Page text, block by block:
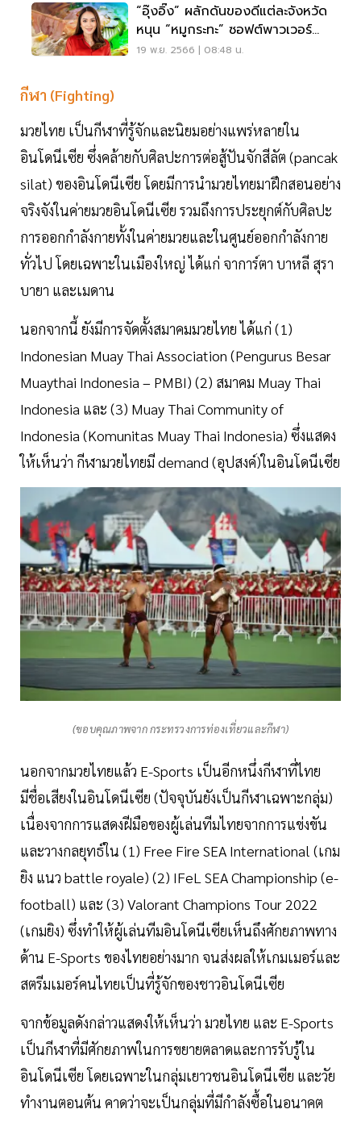
“อุ๊งอิ๊ง” ผลักดันของดีแต่ละจังหวัด
หนุน “หมูกระทะ” ซอฟต์พาวเวอร์
จานเด็ด
19 พ.ย. 2566 | 08:48 น.
กีฬา (Fighting)
มวยไทย เป็นกีฬาที่รู้จักและนิยมอย่างแพร่หลายใน
อินโดนีเซีย ซึ่งคล้ายกับศิลปะการต่อสู้ปันจักสีลัต (pancak
silat) ของอินโดนีเซีย โดยมีการนำมวยไทยมาฝึกสอนอย่าง
จริงจังในค่ายมวยอินโดนีเซีย รวมถึงการประยุกต์กับศิลปะ
การออกกำลังกายทั้งในค่ายมวยและในศูนย์ออกกำลังกาย
ทั่วไป โดยเฉพาะในเมืองใหญ่ ได้แก่ จาการ์ตา บาหลี สุรา
บายา และเมดาน
นอกจากนี้ ยังมีการจัดตั้งสมาคมมวยไทย ได้แก่ (1)
Indonesian Muay Thai Association (Pengurus Besar
Muaythai Indonesia – PMBI) (2) สมาคม Muay Thai
Indonesia และ (3) Muay Thai Community of
Indonesia (Komunitas Muay Thai Indonesia) ซึ่งแสดง
ให้เห็นว่า กีฬามวยไทยมี demand (อุปสงค์)ในอินโดนีเซีย
(ขอบคุณภาพจาก กระทรวงการท่องเที่ยวและกีฬา)
นอกจากมวยไทยแล้ว E-Sports เป็นอีกหนึ่งกีฬาที่ไทย
มีชื่อเสียงในอินโดนีเซีย (ปัจจุบันยังเป็นกีฬาเฉพาะกลุ่ม)
เนื่องจากการแสดงฝีมือของผู้เล่นทีมไทยจากการแข่งขัน
และวางกลยุทธ์ใน (1) Free Fire SEA International (เกม
ยิง แนว battle royale) (2) IFeL SEA Championship (e-
football) และ (3) Valorant Champions Tour 2022
(เกมยิง) ซึ่งทำให้ผู้เล่นทีมอินโดนีเซียเห็นถึงศักยภาพทาง
ด้าน E-Sports ของไทยอย่างมาก จนส่งผลให้เกมเมอร์และ
สตรีมเมอร์คนไทยเป็นที่รู้จักของชาวอินโดนีเซีย
จากข้อมูลดังกล่าวแสดงให้เห็นว่า มวยไทย และ E-Sports
เป็นกีฬาที่มีศักยภาพในการขยายตลาดและการรับรู้ใน
อินโดนีเซีย โดยเฉพาะในกลุ่มเยาวชนอินโดนีเซีย และวัย
ทำงานตอนต้น คาดว่าจะเป็นกลุ่มที่มีกำลังซื้อในอนาคต